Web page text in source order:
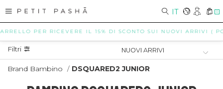
IT 0
PER RICEVERE IL 15% DI SCONTO SUI NUOVI ARRIVI (
Filtri
Brand Bambino / DSQUARED2 JUNIOR